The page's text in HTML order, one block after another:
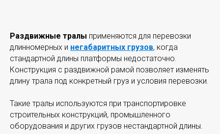
Раздвижные тралы применяются для перевозки
длинномерных и негабаритных грузов, когда
стандартной длины платформы недостаточно.
Конструкция с раздвижной рамой позволяет изменять
длину трала под конкретный груз и условия перевозки.
Такие тралы используются при транспортировке
строительных конструкций, промышленного
оборудования и других грузов нестандартной длины.